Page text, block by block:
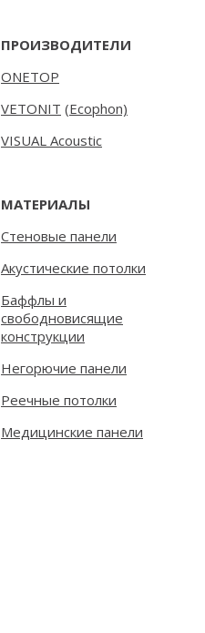
ПРОИЗВОДИТЕЛИ
ONETOP
VETONIT (Ecophon)
VISUAL Acoustic
МАТЕРИАЛЫ
Стеновые панели
Акустические потолки
Баффлы и
свободновисящие
конструкции
Негорючие панели
Реечные потолки
Медицинские панели